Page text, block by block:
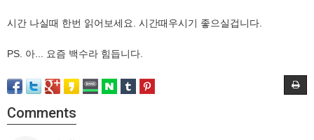
시간 나실때 한번 읽어보세요. 시간때우시기 좋으실겁니다.
PS. 아... 요즘 백수라 힘듭니다.
Comments